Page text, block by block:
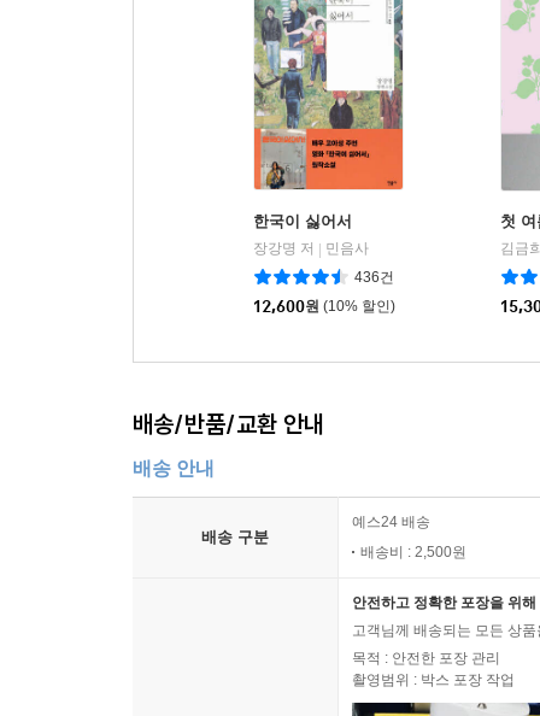
한국이 싫어서
장강명 저
민음사
436건
12,600원 (10% 할인)
첫
김금
배송/반품/교환 안내
배송 안내
배송 구분
예스24 배송
배송비 : 2,500원
안전하고 정확한 포장을 위
고객님께 배송되는 모든 상
목적 : 안전한 포장 관리
촬영범위 : 박스 포장 작업